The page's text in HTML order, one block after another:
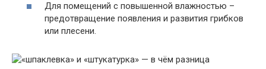
Для помещений с повышенной влажностью –
предотвращение появления и развития грибков
или плесени.